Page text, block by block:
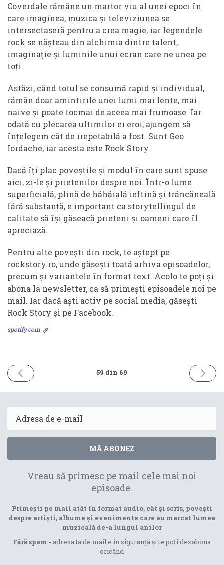
Coverdale rămâne un martor viu al unei epoci în
care imaginea, muzica și televiziunea se
intersectaseră pentru a crea magie, iar legendele
rock se nășteau din alchimia dintre talent,
imaginație și luminile unui ecran care ne unea pe
toți.
Astăzi, când totul se consumă rapid și individual,
rămân doar amintirile unei lumi mai lente, mai
naive și poate tocmai de aceea mai frumoase. Iar
odată cu plecarea ultimilor ei eroi, ajungem să
înțelegem cât de irepetabilă a fost. Sunt Geo
Iordache, iar acesta este Rock Story.
Dacă îți plac poveștile și modul în care sunt spuse
aici, zi-le și prietenilor despre noi. Într-o lume
superficială, plină de hăhăială ieftină și trăncăneală
fără substanță, e important ca storytellingul de
calitate să își găseacă prieteni și oameni care îl
apreciază.
Pentru alte povești din rock, te aștept pe
rockstory.ro, unde găsești toată arhiva episoadelor,
precum și variantele în format text. Acolo te poți și
abona la newsletter, ca să primești episoadele noi pe
mail. Iar dacă aști activ pe social media, găsești
Rock Story și pe Facebook.
spotify.com
EDIȚIA
ANTERIOARĂ
2025
59 din 69
EDIȚIA
2025
MĂ ABONEZ
Vreau să primesc pe mail cele mai noi
episoade.
Primești pe mail atât în format audio, cât și scris, povești
despre artiști, albume și evenimente care au marcat lumea
muzicală de-a lungul anilor
Fără spam - adresa ta de mail e în siguranță și te poți dezabona
oricând